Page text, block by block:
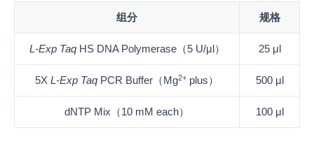
组分 规格
L-Exp TaqHS DNA Polymerase（5 U/μl） 25 μl
5X L-Exp Taq PCR Buffer（Mg2+ plus） 500 μl
dNTP Mix（10 mM each） 100 μl